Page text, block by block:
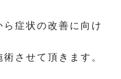
症状の改善に向け
させて頂きます。